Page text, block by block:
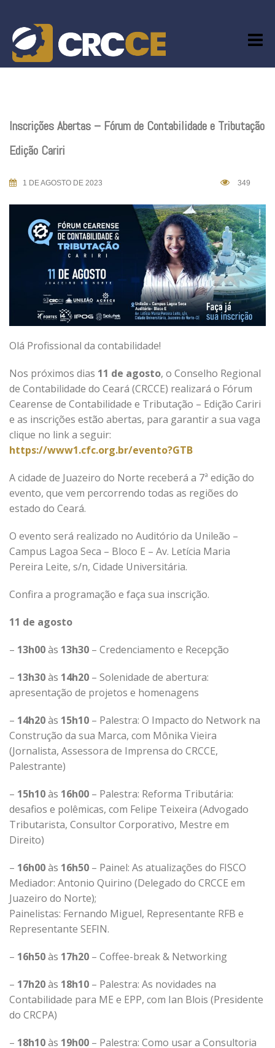
content
Inscrições Abertas – Fórum de Contabilidade e Tributação
Edição Cariri
1 DE AGOSTO DE 2023 349
Olá Profissional da contabilidade!
Nos próximos dias 11 de agosto, o Conselho Regional
de Contabilidade do Ceará (CRCCE) realizará o Fórum
Cearense de Contabilidade e Tributação – Edição Cariri
e as inscrições estão abertas, para garantir a sua vaga
clique no link a seguir:
https://www1.cfc.org.br/evento?GTB
A cidade de Juazeiro do Norte receberá a 7ª edição do
evento, que vem percorrendo todas as regiões do
estado do Ceará.
O evento será realizado no Auditório da Unileão –
Campus Lagoa Seca – Bloco E – Av. Letícia Maria
Pereira Leite, s/n, Cidade Universitária.
Confira a programação e faça sua inscrição.
11 de agosto
– 13h00às 13h30 – Credenciamento e Recepção
– 13h30às 14h20 – Solenidade de abertura:
apresentação de projetos e homenagens
– 14h20às 15h10 – Palestra: O Impacto do Network na
Construção da sua Marca, com Mônika Vieira
(Jornalista, Assessora de Imprensa do CRCCE,
Palestrante)
– 15h10às 16h00 – Palestra: Reforma Tributária:
desafios e polêmicas, com Felipe Teixeira (Advogado
Tributarista, Consultor Corporativo, Mestre em
Direito)
– 16h00às 16h50 – Painel: As atualizações do FISCO
Mediador: Antonio Quirino (Delegado do CRCCE em
Juazeiro do Norte);
Painelistas: Fernando Miguel, Representante RFB e
Representante SEFIN.
– 16h50às 17h20 – Coffee-break & Networking
– 17h20às 18h10 – Palestra: As novidades na
Contabilidade para ME e EPP, com Ian Blois (Presidente
do CRCPA)
– 18h10às 19h00 – Palestra: Como usar a Consultoria